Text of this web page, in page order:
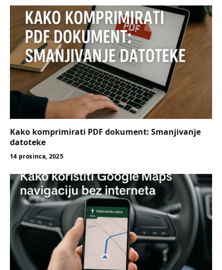
Kako komprimirati PDF dokument: Smanjivanje
datoteke
14 prosinca, 2025